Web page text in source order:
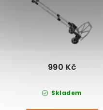
Skladem
990 Kč